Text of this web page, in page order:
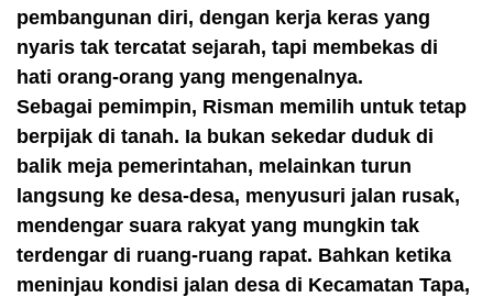
pembangunan diri, dengan kerja keras yang
nyaris tak tercatat sejarah, tapi membekas di
hati orang-orang yang mengenalnya.
Sebagai pemimpin, Risman memilih untuk tetap
berpijak di tanah. Ia bukan sekedar duduk di
balik meja pemerintahan, melainkan turun
langsung ke desa-desa, menyusuri jalan rusak,
mendengar suara rakyat yang mungkin tak
terdengar di ruang-ruang rapat. Bahkan ketika
meninjau kondisi jalan desa di Kecamatan Tapa,